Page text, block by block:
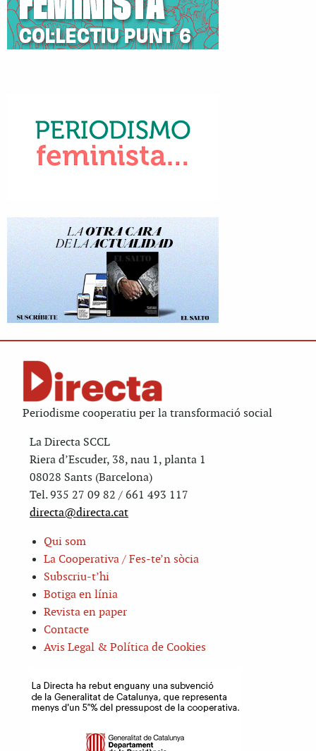
Periodisme cooperatiu per la transformació social
La Directa SCCL
Riera d’Escuder, 38, nau 1, planta 1
08028 Sants (Barcelona)
Tel. 935 27 09 82 / 661 493 117
directa@directa.cat
Qui som
La Cooperativa / Fes-te’n sòcia
Subscriu-t’hi
Botiga en línia
Revista en paper
Contacte
Avis Legal & Política de Cookies